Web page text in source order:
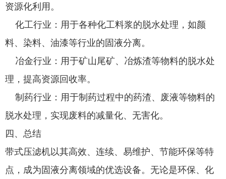
资源化利用。
化工行业：用于各种化工料浆的脱水处理，如颜
料、染料、油漆等行业的固液分离。
冶金行业：用于矿山尾矿、冶炼渣等物料的脱水处
理，提高资源回收率。
制药行业：用于制药过程中的药渣、废液等物料的
脱水处理，实现废料的减量化、无害化。
四、总结
带式压滤机以其高效、连续、易维护、节能环保等特
点，成为固液分离领域的优选设备。无论是环保、化